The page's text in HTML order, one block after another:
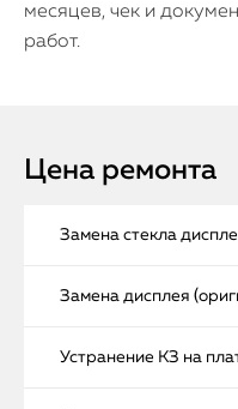
месяцев, чек и
работ.
Цена ремонта
Замена стекла
Замена дисплея
Устранение КЗ на